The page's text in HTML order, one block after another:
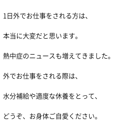
1日外でお仕事をされる方は、
本当に大変だと思います。
熱中症のニュースも増えてきました。
外でお仕事をされる際は、
水分補給や適度な休養をとって、
どうぞ、お身体ご自愛ください。